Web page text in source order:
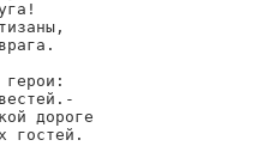
герои:
дороге
гостей.